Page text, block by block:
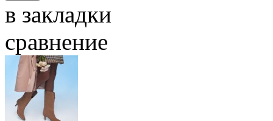
в закладки
сравнение